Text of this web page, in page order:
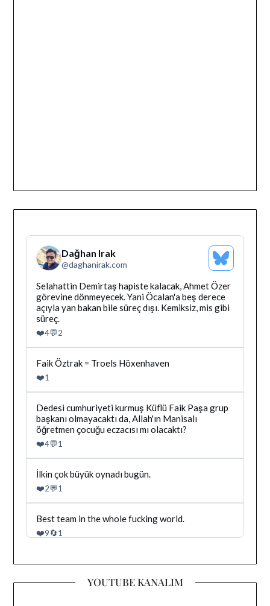
Dağhan Irak
@daghanirak.com
Bluesky
Profilini
Gor
Bluesky'da
Dağhan
Irak
tarafindan
yazilan
gonderiyi
goruntule
Selahattin Demirtaş hapiste kalacak, Ahmet Özer
görevine dönmeyecek. Yani Öcalan'a beş derece
açıyla yan bakan bile süreç dışı. Kemiksiz, mis gibi
süreç.
❤️4💬2
Bluesky'da
Dağhan
Irak
tarafindan
yazilan
gonderiyi
goruntule
Faik Öztrak = Troels Höxenhaven
❤️1
Bluesky'da
Dağhan
Irak
tarafindan
yazilan
gonderiyi
goruntule
Dedesi cumhuriyeti kurmuş Küflü Faik Paşa grup
başkanı olmayacaktı da, Allah'ın Manisalı
öğretmen çocuğu eczacısı mı olacaktı?
❤️4💬1
Bluesky'da
Dağhan
Irak
tarafindan
yazilan
gonderiyi
goruntule
İlkin çok büyük oynadı bugün.
❤️2💬1
Bluesky'da
Dağhan
Irak
yazilan
goruntule
Best team in the whole fucking world.
❤️9🔄1
YOUTUBE KANALIM